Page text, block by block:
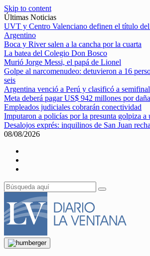
Skip to content
Últimas Noticias
UVT y Centro Valenciano definen el título
Argentino
Boca y River salen a la cancha por la cuarta
La batea del Colegio Don Bosco
Murió Jorge Messi, el papá de Lionel
Golpe al narcomenudeo: detuvieron a 16
seis
Argentina venció a Perú y clasificó a
Meta deberá pagar US$ 942 millones por
Empleados judiciales cobrarán conectividad
Imputaron a policías por la presunta golpiza a
Desalojos exprés: inquilinos de San Juan
08/08/2026